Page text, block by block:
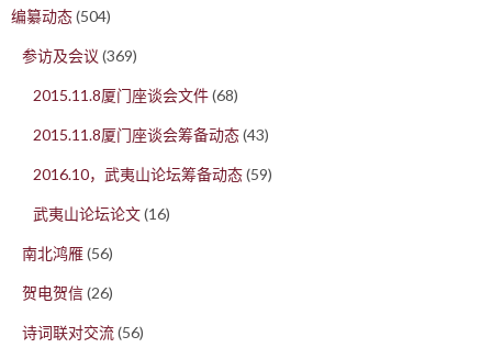
编纂动态(504)
参访及会议 (369)
2015.11.8厦门座谈会文件(68)
2015.11.8厦门座谈会筹备动态(43)
2016.10，武夷山论坛筹备动态(59)
武夷山论坛论文(16)
南北鸿雁(56)
贺电贺信(26)
诗词联对交流(56)